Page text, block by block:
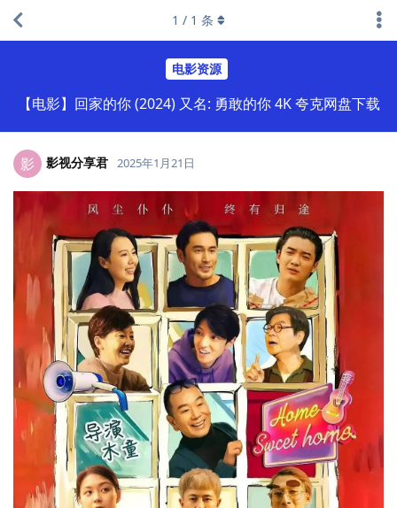
电影资源
【电影】回家的你 (2024) 又名: 勇敢的你 4K 夸克网盘下载
1 / 1 条
影 影视分享君 2025年1月21日